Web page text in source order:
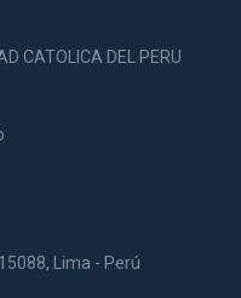
CATOLICA DEL PERU
Lima - Perú